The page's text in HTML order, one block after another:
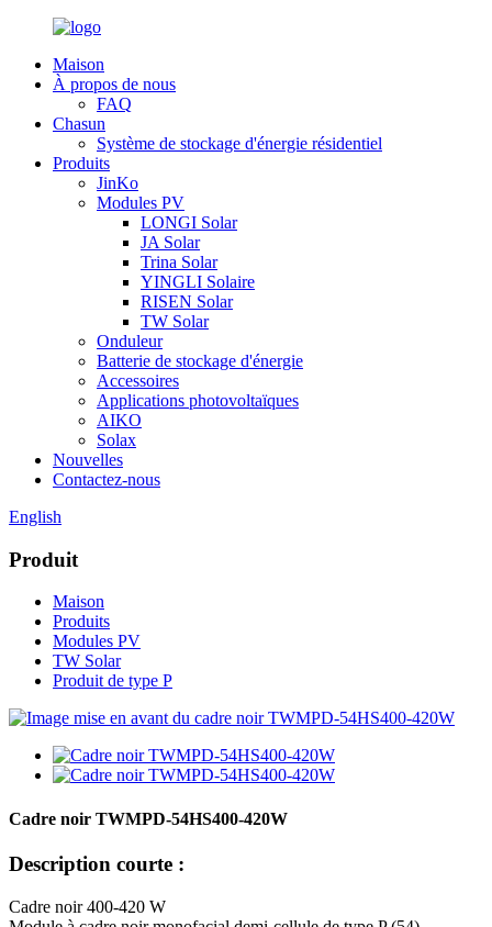
Maison
À propos de nous
FAQ
Chasun
Système de stockage d'énergie résidentiel
Produits
JinKo
Modules PV
LONGI Solar
JA Solar
Trina Solar
YINGLI Solaire
RISEN Solar
TW Solar
Onduleur
Batterie de stockage d'énergie
Accessoires
Applications photovoltaïques
AIKO
Solax
Nouvelles
Contactez-nous
English
Produit
Maison
Produits
Modules PV
TW Solar
Produit de type P
Cadre noir TWMPD-54HS400-420W
Description courte :
Cadre noir 400-420 W